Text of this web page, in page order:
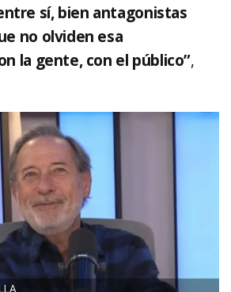
sí, bien antagonistas
no olviden esa
la gente, con el público”,